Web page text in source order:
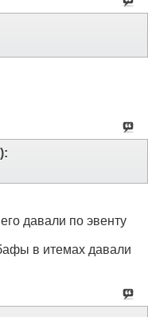
давали по эвенту
в итемах давали